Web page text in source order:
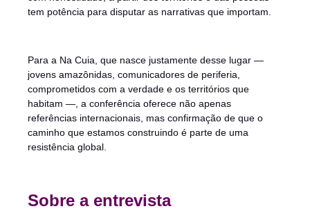
tem potência para disputar as narrativas que importam.
Para a Na Cuia, que nasce justamente desse lugar —
jovens amazônidas, comunicadores de periferia,
comprometidos com a verdade e os territórios que
habitam —, a conferência oferece não apenas
referências internacionais, mas confirmação de que o
caminho que estamos construindo é parte de uma
resistência global.
Sobre a entrevista